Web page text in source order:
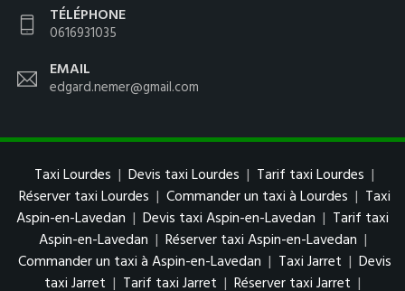
TÉLÉPHONE
0616931035
EMAIL
edgard.nemer@gmail.com
Taxi Lourdes | Devis taxi Lourdes | Tarif taxi Lourdes |
Réserver taxi Lourdes | Commander un taxi à Lourdes | Taxi
Aspin-en-Lavedan | Devis taxi Aspin-en-Lavedan | Tarif taxi
Aspin-en-Lavedan | Réserver taxi Aspin-en-Lavedan |
Commander un taxi à Aspin-en-Lavedan | Taxi Jarret | Devis
taxi Jarret | Tarif taxi Jarret | Réserver taxi Jarret |